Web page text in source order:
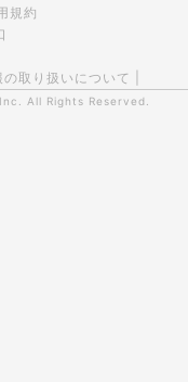
規約
の取り扱いについて
All Rights Reserved.